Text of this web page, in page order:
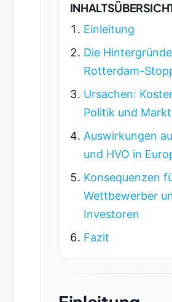
Einleitung
Die
Rotterdam-
Ursachen:
Politik und Markt
Auswirkungen
und HVO in
Konsequenzen
Wettbewerber
Investoren
Fazit